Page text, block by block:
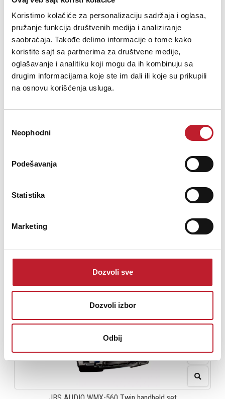
Koristimo kolačiće za personalizaciju sadržaja i oglasa,
pružanje funkcija društvenih medija i analiziranje
saobraćaja. Takođe delimo informacije o tome kako
koristite sajt sa partnerima za društvene medije,
oglašavanje i analitiku koji mogu da ih kombinuju sa
drugim informacijama koje ste im dali ili koje su prikupili
na osnovu korišćenja usluga.
сагласности
Neophodni
Podešavanja
Statistika
Marketing
Dozvoli sve
Dozvoli izbor
Odbij
Modulation Model: FM
SNR: 90db
Sensitivity: -90dbm
Channel interval: 600ohm
T.H.D: 1%
Output impendance: 600ohm
Power Supply: 5V
Power Consumption: <300mA
Power output: 10dBm
Power supply (Lithium battery): 4.2V
Frequency response: 40kHz~16KHz